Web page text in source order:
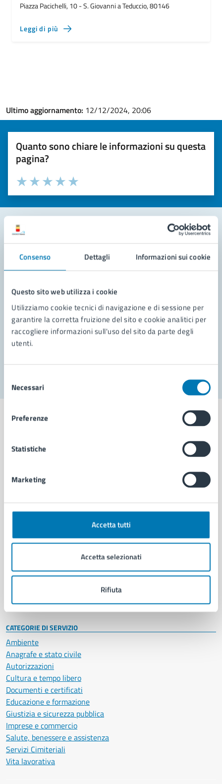
Consenso Dettagli Informazioni sui cookie
Questo sito web utilizza i cookie
Utilizziamo cookie tecnici di navigazione e di sessione per
garantire la corretta fruizione del sito e cookie analitici per
raccogliere informazioni sull'uso del sito da parte degli
utenti.
delNecessari
Preferenze
Statistiche
Marketing
Accetta tutti
Accetta selezionati
Rifiuta
Piazza Pacichelli, 10 - S. Giovanni a Teduccio, 80146
Leggi di più
Ultimo aggiornamento: 12/12/2024, 20:06
Quanto sono chiare le informazioni su questa
pagina?
Valuta la chiarezza delle informazioni (da 1 a 5 stelle)
Seleziona il numero di stelle per valutare la chiarezza delle
Valuta 5 stelle su 5
Valuta 4 stelle su 5
Valuta 3 stelle su 5
Valuta 2 stelle su 5
Valuta 1 stelle su 5
Leggi le domande frequenti
Richiedi assistenza
Prenota appuntamento
Problemi in città
Comune di Napoli
AMMINISTRAZIONE
Organi di governo
Enti e fondazioni
Personale amministrativo
Intranet, posta aziendale e protocollo
CATEGORIE DI SERVIZIO
Ambiente
Anagrafe e stato civile
Autorizzazioni
Cultura e tempo libero
Documenti e certificati
Educazione e formazione
Giustizia e sicurezza pubblica
Imprese e commercio
Salute, benessere e assistenza
Servizi Cimiteriali
Vita lavorativa